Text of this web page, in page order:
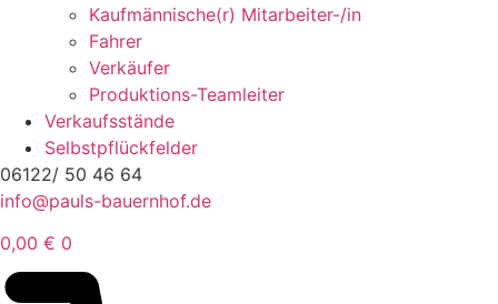
Kaufmännische(r) Mitarbeiter-/in
Fahrer
Verkäufer
Produktions-Teamleiter
Verkaufsstände
Selbstpflückfelder
06122/ 50 46 64
info@pauls-bauernhof.de
0,00 € 0